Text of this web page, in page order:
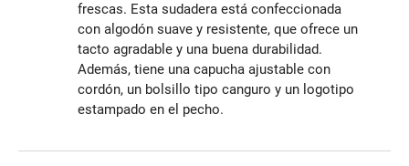
frescas. Esta sudadera está confeccionada
con algodón suave y resistente, que ofrece un
tacto agradable y una buena durabilidad.
Además, tiene una capucha ajustable con
cordón, un bolsillo tipo canguro y un logotipo
estampado en el pecho.